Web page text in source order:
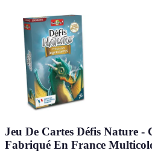
Jeu De Cartes Défis Nature -
Fabriqué En France